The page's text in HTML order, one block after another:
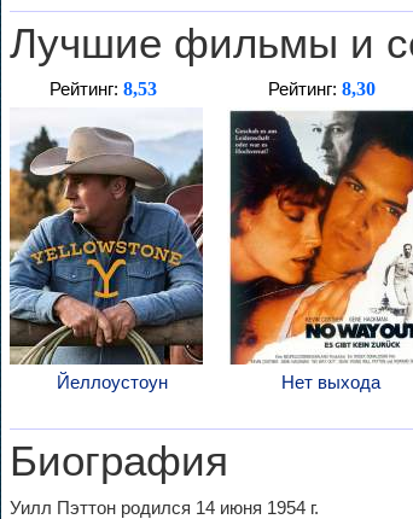
Лучшие фильмы и
Рейтинг: 8,53
Йеллоустоун
Рейтинг: 8,30
Нет выхода
Биография
Уилл Пэттон родился 14 июня 1954 г.